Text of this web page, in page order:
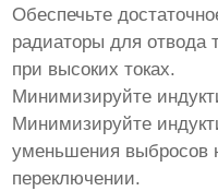
Обеспечьте
радиаторы для отвода
при высоких токах.
Минимизируйте
Минимизируйте
уменьшения выбросов
переключении.